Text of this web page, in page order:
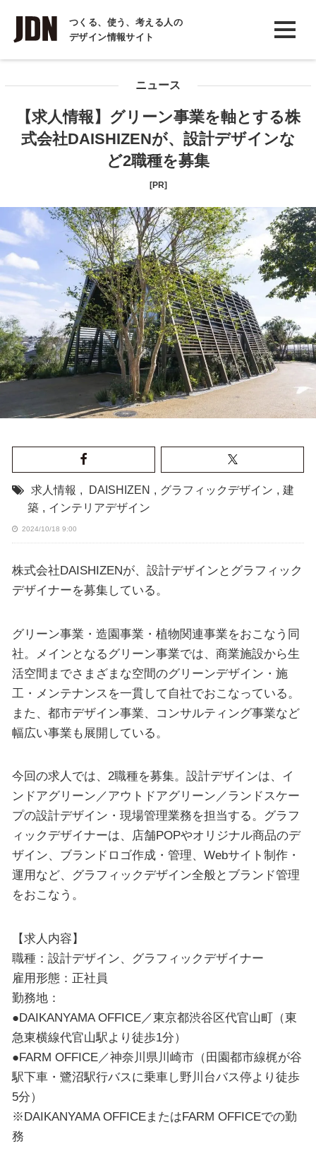
つくる、使う、考える人の
デザイン情報サイト
INTERVIEW
インタビュー
COLUMN
ニュース
【求人情報】グリーン事業を軸とする株
式会社DAISHIZENが、設計デザインな
ど2職種を募集
[PR]
求人情報 , DAISHIZEN , グラフィックデザイン , 建
築 , インテリアデザイン
2024/10/18 9:00
株式会社DAISHIZENが、設計デザインとグラフィック
デザイナーを募集している。
グリーン事業・造園事業・植物関連事業をおこなう同
社。メインとなるグリーン事業では、商業施設から生
活空間までさまざまな空間のグリーンデザイン・施
工・メンテナンスを一貫して自社でおこなっている。
また、都市デザイン事業、コンサルティング事業など
幅広い事業も展開している。
今回の求人では、2職種を募集。設計デザインは、イ
ンドアグリーン／アウトドアグリーン／ランドスケー
プの設計デザイン・現場管理業務を担当する。グラフ
ィックデザイナーは、店舗POPやオリジナル商品のデ
ザイン、ブランドロゴ作成・管理、Webサイト制作・
運用など、グラフィックデザイン全般とブランド管理
をおこなう。
【求人内容】
職種：設計デザイン、グラフィックデザイナー
雇用形態：正社員
勤務地：
●DAIKANYAMA OFFICE／東京都渋谷区代官山町（東
急東横線代官山駅より徒歩1分）
●FARM OFFICE／神奈川県川崎市（田園都市線梶が谷
駅下車・鷺沼駅行バスに乗車し野川台バス停より徒歩
5分）
※DAIKANYAMA OFFICEまたはFARM OFFICEでの勤
務